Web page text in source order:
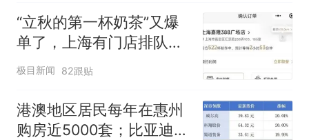
“立秋的第一杯奶茶”又爆
单了，上海有门店排队超
500杯，店员：今天奶茶
店都很忙，要等2个多小
时
极目新闻 82跟贴
港澳地区居民每年在惠州
购房近5000套；比亚迪销